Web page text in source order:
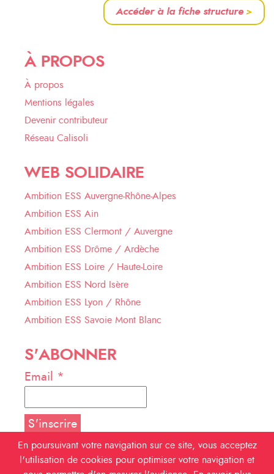
Accéder à la fiche structure>
À PROPOS
À propos
Mentions légales
Devenir contributeur
Réseau Calisoli
WEB SOLIDAIRE
Ambition ESS Auvergne-Rhône-Alpes
Ambition ESS Ain
Ambition ESS Clermont / Auvergne
Ambition ESS Drôme / Ardèche
Ambition ESS Loire / Haute-Loire
Ambition ESS Nord Isère
Ambition ESS Lyon / Rhône
Ambition ESS Savoie Mont Blanc
S'ABONNER
Email *
NOUS SUIVRE
En poursuivant votre navigation sur ce site, vous acceptez
l'utilisation de cookies pour optimiser votre navigation et